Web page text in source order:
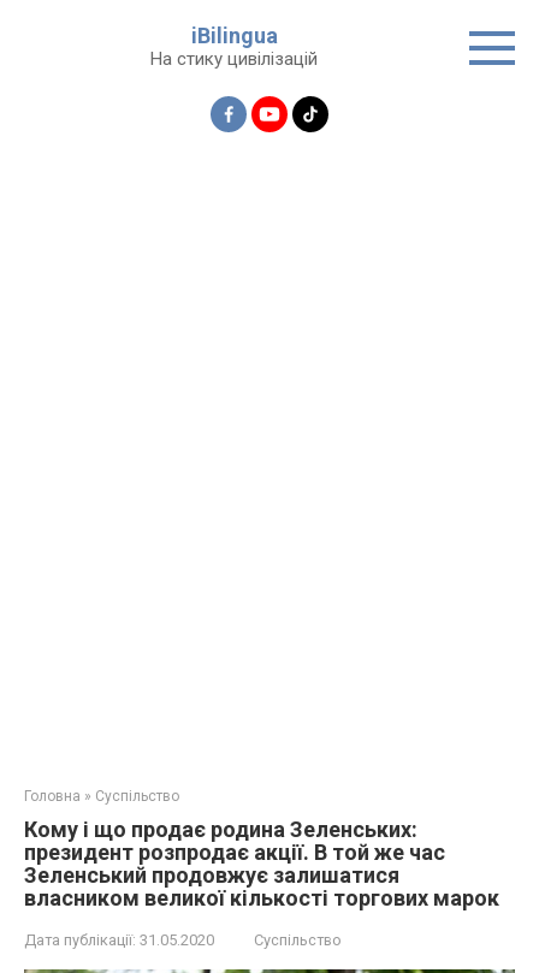
iBilingua
На стику цивілізацій
Головна » Суспільство
Кому і що продає родина Зеленських:
президент розпродає акції. В той же час
Зеленський продовжує залишатися
власником великої кількості торгових марок
Дата публікації: 31.05.2020 Суспільство